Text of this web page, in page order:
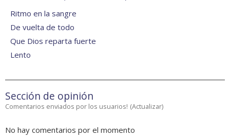
Ritmo en la sangre
De vuelta de todo
Que Dios reparta fuerte
Lento
Sección de opinión
Comentarios enviados por los usuarios! (Actualizar)
No hay comentarios por el momento